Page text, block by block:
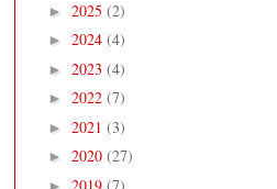
► 2025 (2)
► 2024 (4)
► 2023 (4)
► 2022 (7)
► 2021 (3)
► 2020 (27)
► 2019 (7)